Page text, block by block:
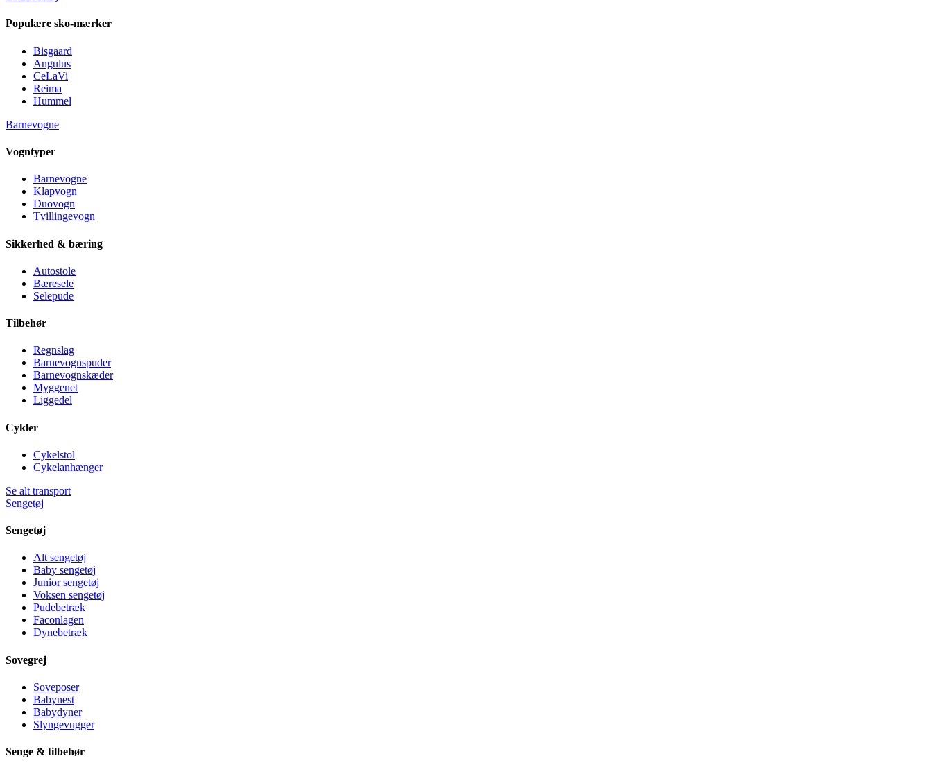
Populære sko-mærker
Bisgaard
Angulus
CeLaVi
Reima
Hummel
Barnevogne
Vogntyper
Barnevogne
Klapvogn
Duovogn
Tvillingevogn
Sikkerhed & bæring
Autostole
Bæresele
Selepude
Tilbehør
Regnslag
Barnevognspuder
Barnevognskæder
Myggenet
Liggedel
Cykler
Cykelstol
Cykelanhænger
Se alt transport
Sengetøj
Sengetøj
Alt sengetøj
Baby sengetøj
Junior sengetøj
Voksen sengetøj
Pudebetræk
Faconlagen
Dynebetræk
Sovegrej
Soveposer
Babynest
Babydyner
Slyngevugger
Senge & tilbehør